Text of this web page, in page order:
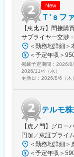
■仕事の魅力：
治療部位や手
には治療効果
のパフォーマ
ます。中でも
安全に使用さ
レーニングの
やりがいを感
New
Ｔ’ｓフ
【恵比寿】間接購
サプライヤー交渉
掲載予定期間： 2026/8/
2026/11/4（水）
更新日： 2026/8/6（木）
テルモ
【虎ノ門】グロー
円超／東証プライ